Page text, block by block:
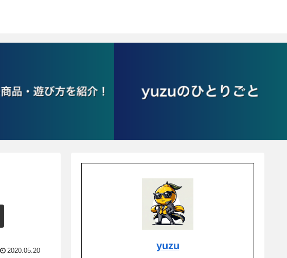
2020.05.20 yuzu